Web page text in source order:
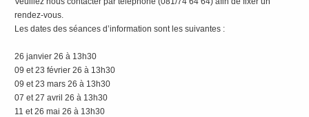
rendez-vous.
Les dates des séances d’information sont les suivantes :
26 janvier 26 à 13h30
09 et 23 février 26 à 13h30
09 et 23 mars 26 à 13h30
07 et 27 avril 26 à 13h30
11 et 26 mai 26 à 13h30